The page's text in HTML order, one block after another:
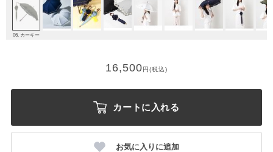
06. カーキー
16,500円(税込)
カートに入れる
お気に入りに追加